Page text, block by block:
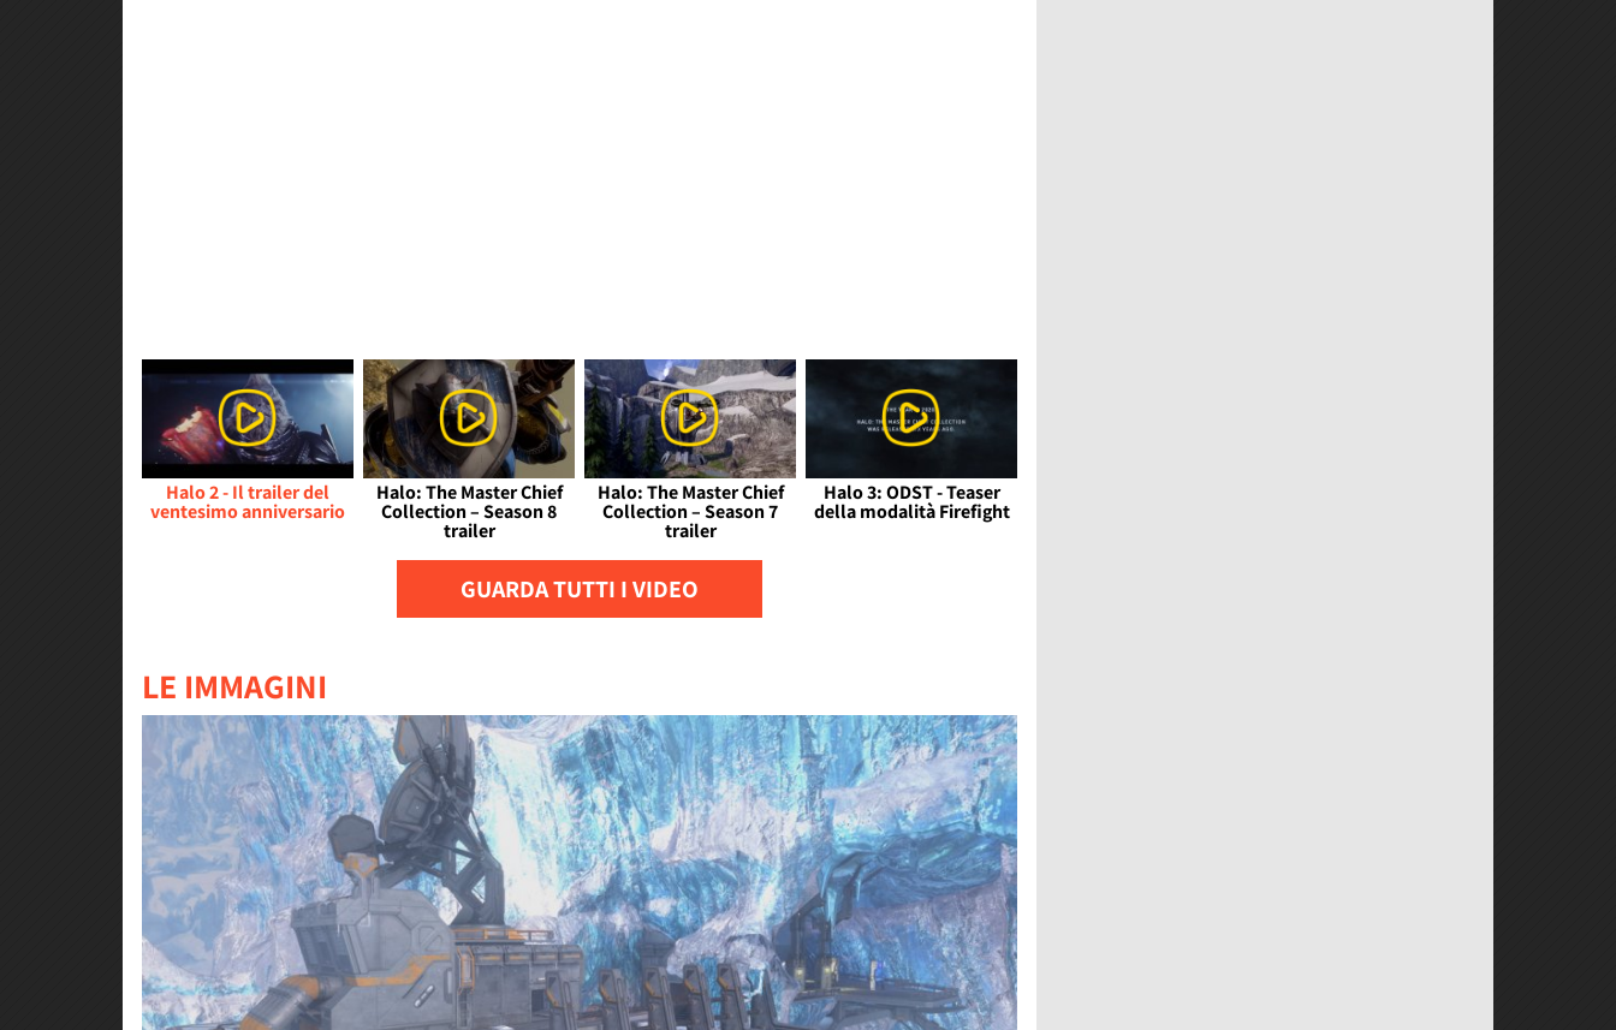
Halo 2 - Il trailer del
ventesimo anniversario
Halo: The Master Chief
Collection – Season 8
trailer
Halo: The Master Chief
Collection – Season 7
trailer
Halo 3: ODST - Teaser
della modalità Firefight
GUARDA TUTTI I VIDEO
LE IMMAGINI